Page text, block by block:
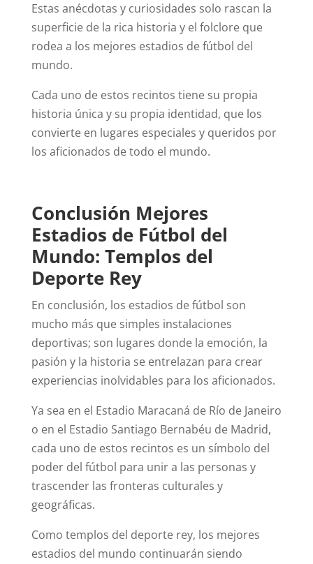
Estas anécdotas y curiosidades solo rascan la
superficie de la rica historia y el folclore que
rodea a los mejores estadios de fútbol del
mundo.
Cada uno de estos recintos tiene su propia
historia única y su propia identidad, que los
convierte en lugares especiales y queridos por
los aficionados de todo el mundo.
Conclusión Mejores
Estadios de Fútbol del
Mundo: Templos del
Deporte Rey
En conclusión, los estadios de fútbol son
mucho más que simples instalaciones
deportivas; son lugares donde la emoción, la
pasión y la historia se entrelazan para crear
experiencias inolvidables para los aficionados.
Ya sea en el Estadio Maracaná de Río de Janeiro
o en el Estadio Santiago Bernabéu de Madrid,
cada uno de estos recintos es un símbolo del
poder del fútbol para unir a las personas y
trascender las fronteras culturales y
geográficas.
Como templos del deporte rey, los mejores
estadios del mundo continuarán siendo